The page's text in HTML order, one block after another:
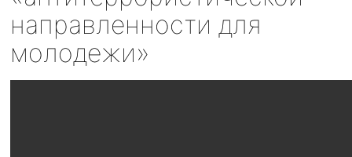
направленности для
молодежи»